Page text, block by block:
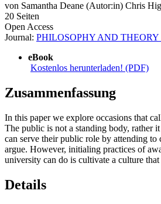
von Samantha Deane (Autor:in) Chris
20 Seiten
Open Access
Journal: PHILOSOPHY AND
eBook
Kostenlos herunterladen! (PDF)
Zusammenfassung
In this paper we explore occasions that
The public is not a standing body, rather
can serve their public role by attending
argue. However, initialing practices of
university can do is cultivate a culture
Details